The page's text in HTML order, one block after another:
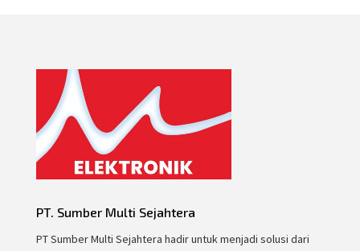
PT. Sumber Multi Sejahtera
PT Sumber Multi Sejahtera hadir untuk menjadi solusi dari